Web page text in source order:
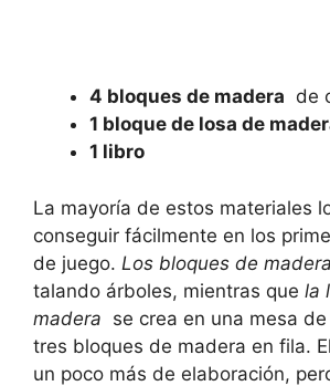
4 bloques de madera
de
1 ‌bloque de losa‌ de
1 ‍libro
La mayoría de estos materiales⁤
conseguir fácilmente ‍en ⁢los
de ⁤juego. Los bloques‍ de⁢ madera
talando árboles, ‌mientras que la
madera
se crea en una mesa
tres bloques de madera en ⁣fila.
un poco más⁢ de⁣ elaboración,